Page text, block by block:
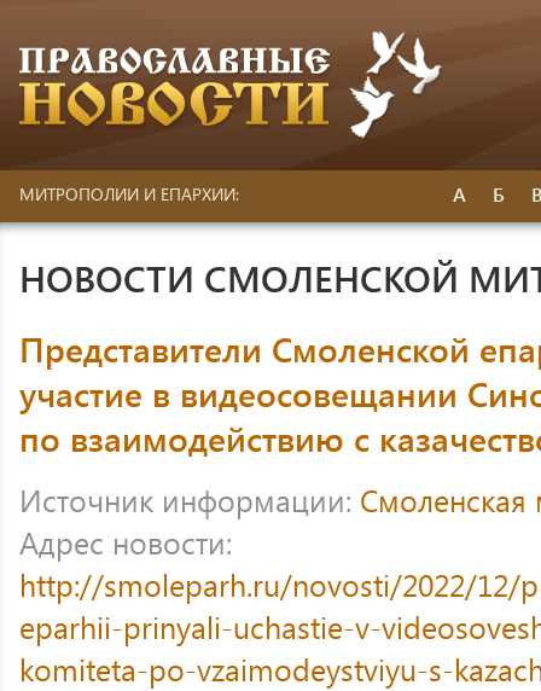
МИТРОПОЛИИ И ЕПАРХИИ: А Б
НОВОСТИ СМОЛЕНСКОЙ
Представители Смоленской
участие в видеосовещании
по взаимодействию с
Источник информации:
Адрес новости:
http://smoleparh.ru/novosti/2022/12/
eparhii-prinyali-uchastie-v-
komiteta-po-vzaimodeystviyu-s-